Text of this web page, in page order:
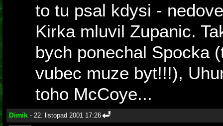
to tu psal kdysi -
Kirka mluvil Zupanic.
bych ponechal Spocka
vubec muze byt!!!),
toho McCoye...
Dimik - 22. listopad 2001 17:26